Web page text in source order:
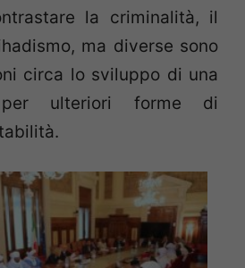
la criminalità, il
ma diverse sono
circa lo sviluppo di una
ulteriori forme di